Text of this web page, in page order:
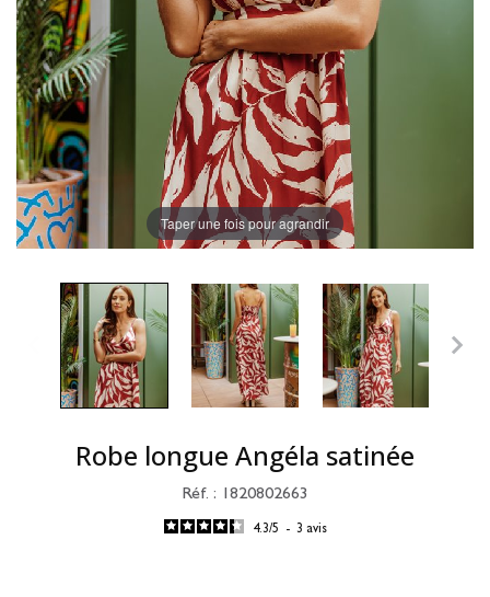
Taper une fois pour agrandir
Robe longue Angéla satinée
Réf. : 1820802663
4.3/5 - 3 avis